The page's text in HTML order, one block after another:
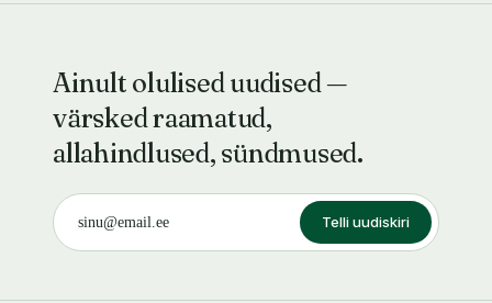
Ainult olulised uudised —
värsked raamatud,
allahindlused, sündmused.
Telli uudiskiri